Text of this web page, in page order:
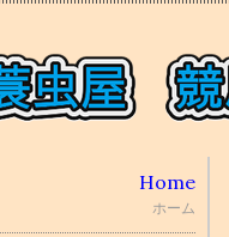
Home
ホーム